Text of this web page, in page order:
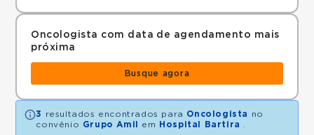
Oncologista com data de agendamento mais
próxima
Busque agora
3 resultados encontrados para Oncologista
no
convênio Grupo Amil em Hospital Bartira